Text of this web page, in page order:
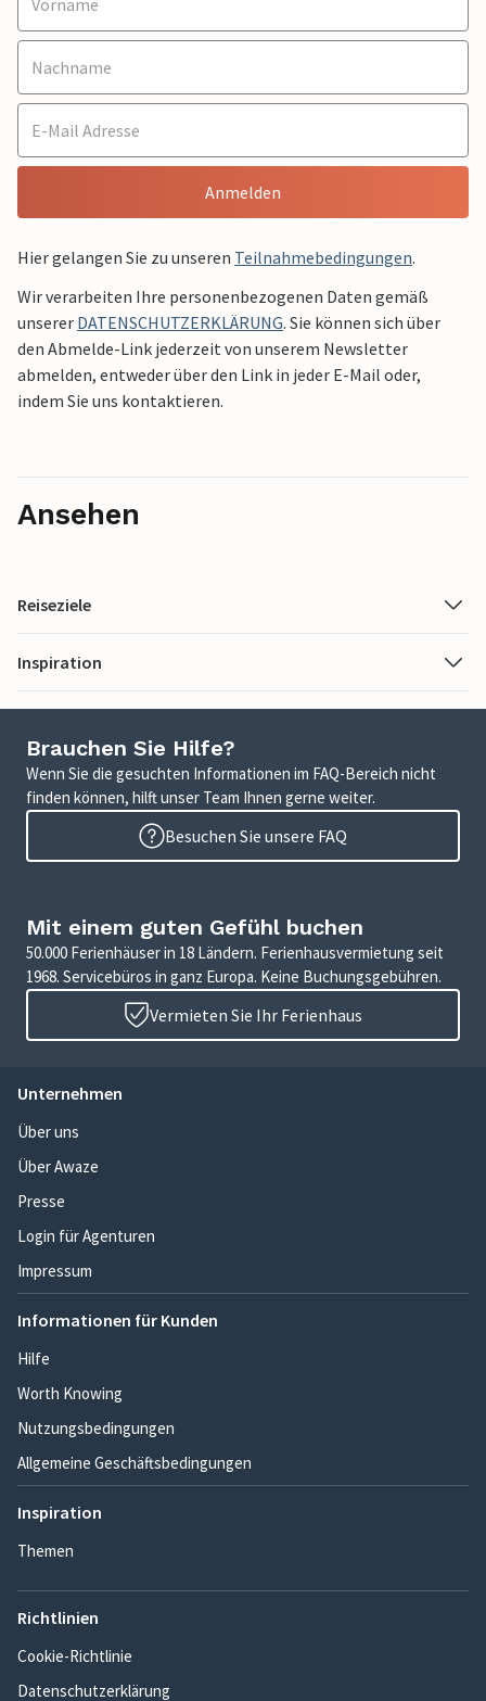
Anmelden
Hier gelangen Sie zu unseren Teilnahmebedingungen.
Wir verarbeiten Ihre personenbezogenen Daten gemäß
unserer DATENSCHUTZERKLÄRUNG. Sie können sich über
den Abmelde-Link jederzeit von unserem Newsletter
abmelden, entweder über den Link in jeder E-Mail oder,
indem Sie uns kontaktieren.
Ansehen
Reiseziele
Inspiration
Brauchen Sie Hilfe?
Wenn Sie die gesuchten Informationen im FAQ-Bereich nicht
finden können, hilft unser Team Ihnen gerne weiter.
Besuchen Sie unsere FAQ
Mit einem guten Gefühl buchen
50.000 Ferienhäuser in 18 Ländern. Ferienhausvermietung seit
1968. Servicebüros in ganz Europa. Keine Buchungsgebühren.
Vermieten Sie Ihr Ferienhaus
Unternehmen
Über uns
Über Awaze
Presse
Login für Agenturen
Impressum
Informationen für Kunden
Hilfe
Worth Knowing
Nutzungsbedingungen
Allgemeine Geschäftsbedingungen
Inspiration
Themen
Richtlinien
Cookie-Richtlinie
Datenschutzerklärung